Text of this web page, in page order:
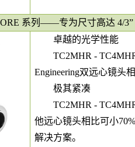
系列——专为尺寸高达 4/
卓越的光学性能
TC2MHR -
Engineering双远心镜头
极其紧凑
TC2MHR -
他远心镜头相比可小
解决方案。